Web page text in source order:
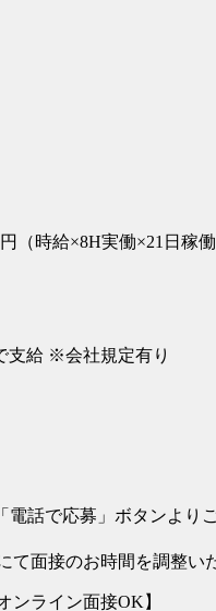
円（時給×8H実働×21日稼
支給 ※会社規定有り
電話で応募」ボタンより
て面接のお時間を調整い
ンライン面接OK】